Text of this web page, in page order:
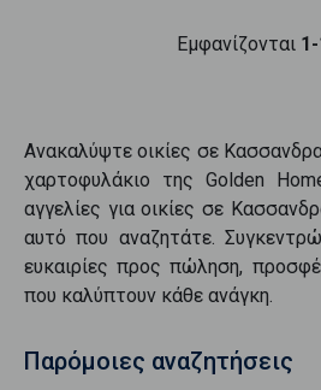
Εμφανίζονται 1-
Ανακαλύψτεοικίες σε
χαρτοφυλάκιο της Golden
αγγελίες γιαοικίες σε
αυτό που αναζητάτε.
ευκαιρίες προςπώληση,
που καλύπτουν κάθε ανάγκη.
Παρόμοιες αναζητήσεις